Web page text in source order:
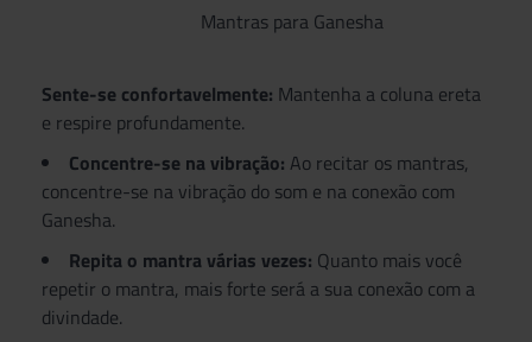
Mantras para Ganesha
Sente-se confortavelmente: Mantenha a coluna ereta
e respire profundamente.
Concentre-se na vibração: Ao recitar os mantras,
concentre-se na vibração do som e na conexão com
Ganesha.
Repita o mantra várias vezes: Quanto mais você
repetir o mantra, mais forte será a sua conexão com a
divindade.